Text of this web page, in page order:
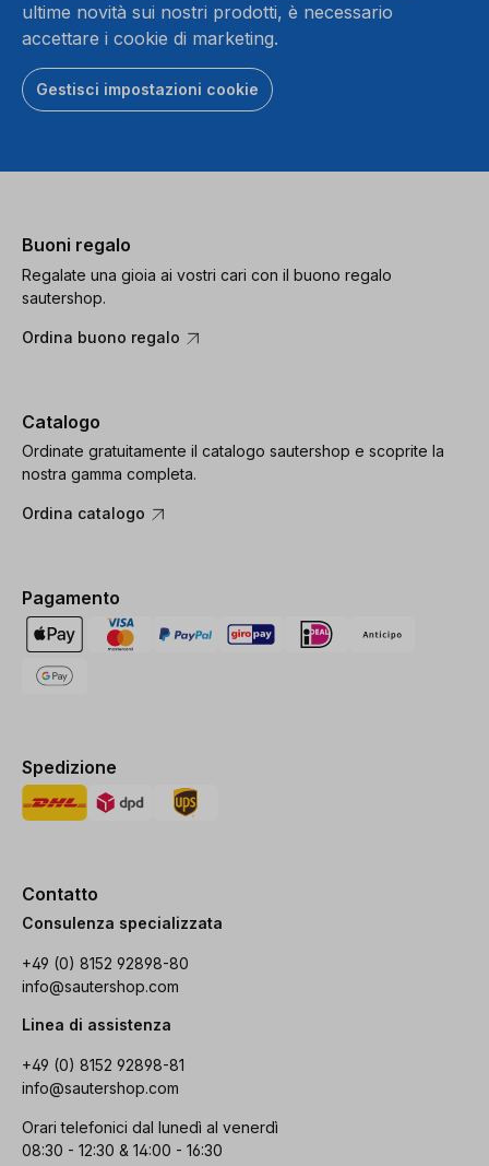
ultime novità sui nostri prodotti, è necessario
accettare i cookie di marketing.
Gestisci impostazioni cookie
Buoni regalo
Regalate una gioia ai vostri cari con il buono regalo
sautershop.
Ordina buono regalo
Catalogo
Ordinate gratuitamente il catalogo sautershop e scoprite la
nostra gamma completa.
Ordina catalogo
Pagamento
Spedizione
Contatto
Consulenza specializzata
+49 (0) 8152 92898-80
info@sautershop.com
Linea di assistenza
+49 (0) 8152 92898-81
info@sautershop.com
Orari telefonici dal lunedì al venerdì
08:30 - 12:30 & 14:00 - 16:30